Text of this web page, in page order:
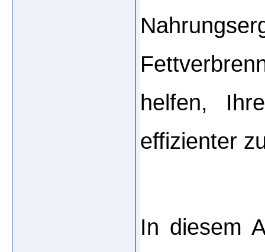
helfen,
effizienter
In diesem